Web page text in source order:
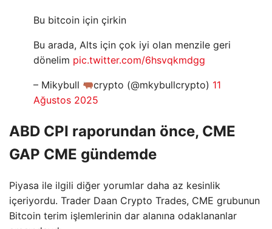
Bu bitcoin için çirkin
Bu arada, Alts için çok iyi olan menzile geri
dönelim pic.twitter.com/6hsvqkmdgg
– Mikybull crypto (@mkybullcrypto) 11
Ağustos 2025
ABD CPI raporundan önce, CME
GAP CME gündemde
Piyasa ile ilgili diğer yorumlar daha az kesinlik
içeriyordu. Trader Daan Crypto Trades, CME grubunun
Bitcoin terim işlemlerinin dar alanına odaklananlar